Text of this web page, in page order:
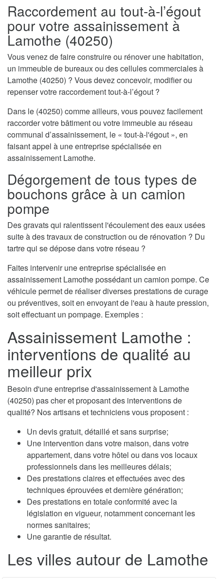
Raccordement au tout-à-l’égout
pour votre assainissement à
Lamothe (40250)
Vous venez de faire construire ou rénover une habitation,
un immeuble de bureaux ou des cellules commerciales à
Lamothe (40250) ? Vous devez concevoir, modifier ou
repenser votre raccordement tout-à-l’égout ?
Dans le (40250) comme ailleurs, vous pouvez facilement
raccorder votre bâtiment ou votre immeuble au réseau
communal d’assainissement, le « tout-à-l'égout », en
faisant appel à une entreprise spécialisée en
assainissement Lamothe.
Dégorgement de tous types de
bouchons grâce à un camion
pompe
Des gravats qui ralentissent l'écoulement des eaux usées
suite à des travaux de construction ou de rénovation ? Du
tartre qui se dépose dans votre réseau ?
Faites intervenir une entreprise spécialisée en
assainissement Lamothe possédant un camion pompe. Ce
véhicule permet de réaliser diverses prestations de curage
ou préventives, soit en envoyant de l'eau à haute pression,
soit effectuant un pompage. Exemples :
Assainissement Lamothe :
interventions de qualité au
meilleur prix
Besoin d'une entreprise d'assainissement à Lamothe
(40250) pas cher et proposant des interventions de
qualité? Nos artisans et techniciens vous proposent :
Un devis gratuit, détaillé et sans surprise;
Une intervention dans votre maison, dans votre
appartement, dans votre hôtel ou dans vos locaux
professionnels dans les meilleures délais;
Des prestations claires et effectuées avec des
techniques éprouvées et dernière génération;
Des prestations en totale conformité avec la
législation en vigueur, notamment concernant les
normes sanitaires;
Une garantie de résultat.
Les villes autour de Lamothe